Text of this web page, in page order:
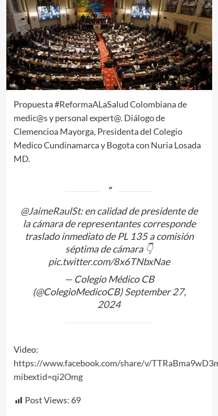
Propuesta #ReformaALaSalud Colombiana de
medic@s y personal expert@. Diálogo de
Clemencioa Mayorga, Presidenta del Colegio
Medico Cundinamarca y Bogota con Nuria Losada
MD.
@JaimeRaulSt: en calidad de presidente de
la cámara de representantes corresponde
traslado inmediato de PL 135 a comisión
séptima de cámara 👇
pic.twitter.com/8x6TNbxNae
— Colegio Médico CB
(@ColegioMedicoCB)September 27,
2024
Video:
https://www.facebook.com/share/v/
mibextid=qi2Omg
Post Views: 69